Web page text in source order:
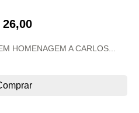
26,00
HOMENAGEM A CARLOS...